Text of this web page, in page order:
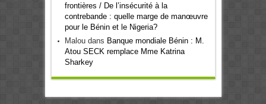
frontières / De l’insécurité à la
contrebande : quelle marge de manœuvre
pour le Bénin et le Nigeria?
Maloudans Banque mondiale Bénin : M.
Atou SECK remplace Mme Katrina
Sharkey